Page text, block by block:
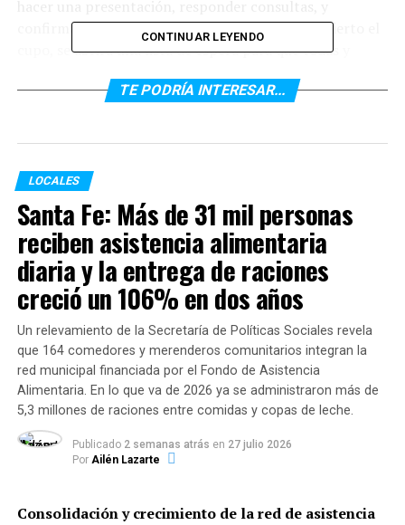
confirmar día y horario del Consejo. Una vez cubierto el
cupo, se abrirá una lista de espera para que todas y
para aportar sugerencias al espacio público.
Los Consejos de Niñas y Niños
En el año 1996 Rosario se sumó a la iniciativa del
pedagogo italiano Francesco Tonucci de crear Consejos
de Niñas y Niños como una forma de lograr que las
personas que toman las decisiones en las ciudades
escuchen a los chicos que las habitan.
Es así como año a año los consejeros y consejeras de la
ciudad piensan, discuten, y deciden entre todos y desde
diferentes puntos de la ciudad un proyecto que le
presentan a las autoridades municipales.
proyecto al intendente Pablo Javkin. Como resultado del
CONTINUAR LEYENDO
TE PODRÍA INTERESAR...
LOCALES
Santa Fe: Más de 31 mil personas
reciben asistencia alimentaria
diaria y la entrega de raciones
creció un 106% en dos años
Un relevamiento de la Secretaría de Políticas Sociales revela
que 164 comedores y merenderos comunitarios integran la
red municipal financiada por el Fondo de Asistencia
Alimentaria. En lo que va de 2026 ya se administraron más de
5,3 millones de raciones entre comidas y copas de leche.
Publicado 2 semanas atrás en 27 julio 2026
Por Ailén Lazarte
Consolidación y crecimiento de la red de asistencia